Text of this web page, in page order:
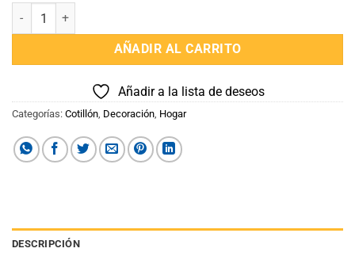
Soporte para Torta cantidad
AÑADIR AL CARRITO
Añadir a la lista de deseos
Categorías: Cotillón, Decoración, Hogar
DESCRIPCIÓN